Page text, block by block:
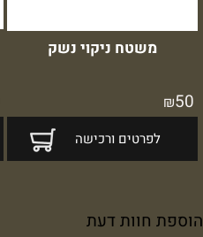
משטח ניקוי נשק
₪50
לפרטים ורכישה
הוספת חוות דעת